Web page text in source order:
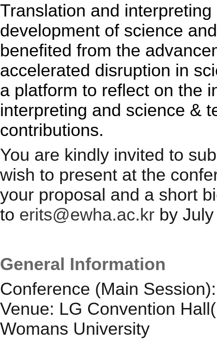
Translation and
development of science
benefited from the
accelerated disruption in
a platform to reflect on the
interpreting and science &
contributions.
You are kindly invited to
wish to present at the
your proposal and a short
to erits@ewha.ac.kr by
General Information
Conference (Main
Venue: LG Convention
Womans University